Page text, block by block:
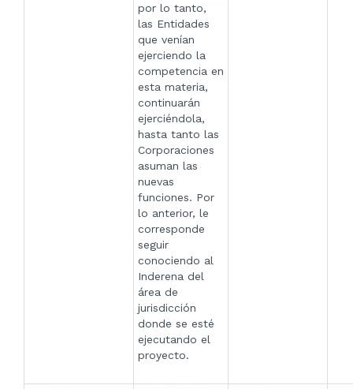
por lo tanto,
las Entidades
que venían
ejerciendo la
competencia en
esta materia,
continuarán
ejerciéndola,
hasta tanto las
Corporaciones
asuman las
nuevas
funciones. Por
lo anterior, le
corresponde
seguir
conociendo al
Inderena del
área de
jurisdicción
donde se esté
ejecutando el
proyecto.